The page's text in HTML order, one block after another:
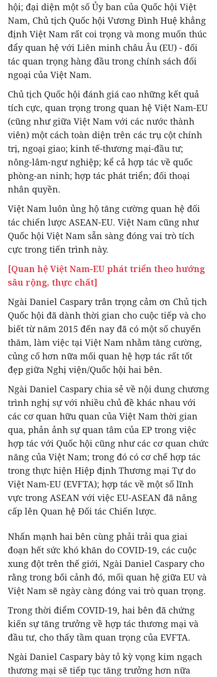
hội; đại diện một số Ủy ban của Quốc hội Việt
Nam, Chủ tịch Quốc hội Vương Đình Huệ khẳng
định Việt Nam rất coi trọng và mong muốn thúc
đẩy quan hệ với Liên minh châu Âu (EU) - đối
tác quan trọng hàng đầu trong chính sách đối
ngoại của Việt Nam.
Chủ tịch Quốc hội đánh giá cao những kết quả
tích cực, quan trọng trong quan hệ Việt Nam-EU
(cũng như giữa Việt Nam với các nước thành
viên) một cách toàn diện trên các trụ cột chính
trị, ngoại giao; kinh tế-thương mại-đầu tư;
nông-lâm-ngư nghiệp; kể cả hợp tác về quốc
phòng-an ninh; hợp tác phát triển; đối thoại
nhân quyền.
Việt Nam luôn ủng hộ tăng cường quan hệ đối
tác chiến lược ASEAN-EU. Việt Nam cũng như
Quốc hội Việt Nam sẵn sàng đóng vai trò tích
cực trong tiến trình này.
[Quan hệ Việt Nam-EU phát triển theo hướng
sâu rộng, thực chất]
Ngài Daniel Caspary trân trọng cảm ơn Chủ tịch
Quốc hội đã dành thời gian cho cuộc tiếp và cho
biết từ năm 2015 đến nay đã có một số chuyến
thăm, làm việc tại Việt Nam nhằm tăng cường,
củng cố hơn nữa mối quan hệ hợp tác rất tốt
đẹp giữa Nghị viện/Quốc hội hai bên.
Ngài Daniel Caspary chia sẻ về nội dung chương
trình nghị sự với nhiều chủ đề khác nhau với
các cơ quan hữu quan của Việt Nam thời gian
qua, phản ảnh sự quan tâm của EP trong việc
hợp tác với Quốc hội cũng như các cơ quan chức
năng của Việt Nam; trong đó có cơ chế hợp tác
trong thực hiện Hiệp định Thương mại Tự do
Việt Nam-EU (EVFTA); hợp tác về một số lĩnh
vực trong ASEAN với việc EU-ASEAN đã nâng
cấp lên Quan hệ Ðối tác Chiến lược.
Nhấn mạnh hai bên cùng phải trải qua giai
đoạn hết sức khó khăn do COVID-19, các cuộc
xung đột trên thế giới, Ngài Daniel Caspary cho
rằng trong bối cảnh đó, mối quan hệ giữa EU và
Việt Nam sẽ ngày càng đóng vai trò quan trọng.
Trong thời điểm COVID-19, hai bên đã chứng
kiến sự tăng trưởng về hợp tác thương mại và
đầu tư, cho thấy tầm quan trọng của EVFTA.
Ngài Daniel Caspary bày tỏ kỳ vọng kim ngạch
thương mại sẽ tiếp tục tăng trưởng hơn nữa